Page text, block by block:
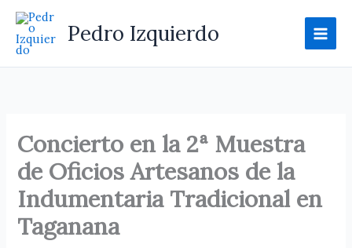
contenido
Pedro Izquierdo
Concierto en la 2ª Muestra
de Oficios Artesanos de la
Indumentaria Tradicional en
Taganana